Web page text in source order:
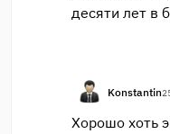
десяти лет в
Konstantin
Хорошо хоть